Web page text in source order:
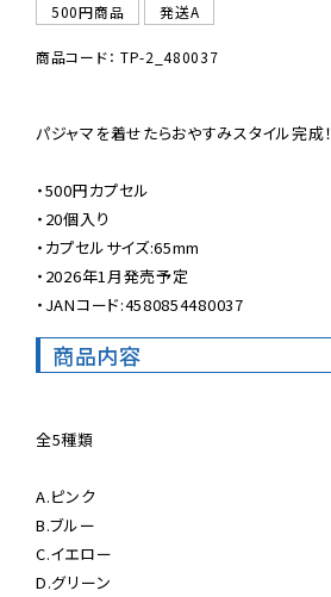
500円商品
発送A
商品コード： TP-2_480037
パジャマを着せたらおやすみスタイル完成！
・500円カプセル
・20個入り
・カプセルサイズ:65mm
・2026年1月発売予定
・JANコード:4580854480037
商品内容
全5種類
A.ピンク
B.ブルー
C.イエロー
D.グリーン